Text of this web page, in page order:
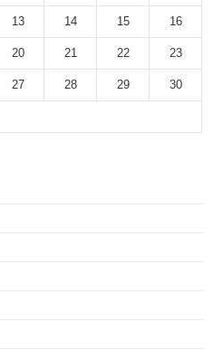
13 14 15 16
20 21 22 23
27 28 29 30